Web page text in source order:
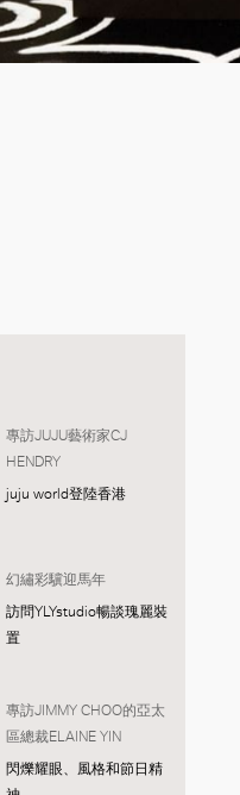
專訪JUJU藝術家CJ
HENDRY
juju world登陸香港
幻繡彩驥迎馬年
訪問YLYstudio暢談瑰麗裝
置
專訪JIMMY CHOO的亞太
區總裁ELAINE YIN
閃爍耀眼、風格和節日精